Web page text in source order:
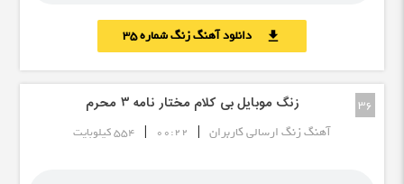
download دانلود آهنگ زنگ شماره 35
36 زنگ موبایل بی کلام مختار نامه ۳ محرم
آهنگ زنگ ارسالی کاربران |
00:22
| 554 کیلوبایت